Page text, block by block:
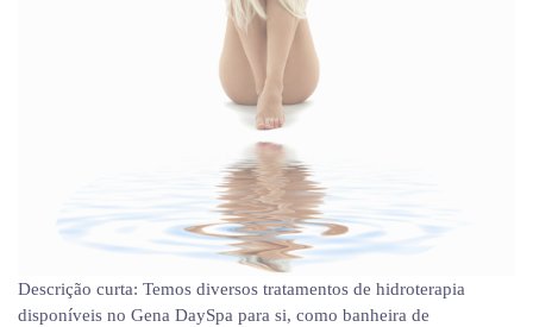
Descrição curta: Temos diversos tratamentos de hidroterapia
disponíveis no Gena DaySpa para si, como banheira de